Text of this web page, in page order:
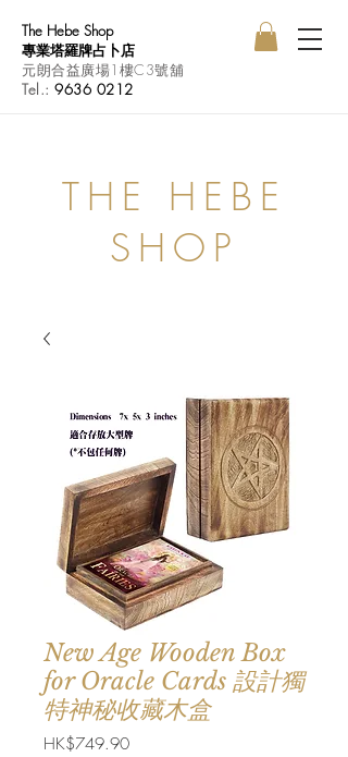
The Hebe Shop
專業塔羅牌占卜店
元朗合益廣場1樓C3號舖
Tel.:9636 0212
THE HEBE
SHOP
New Age Wooden Box
for Oracle Cards 設計獨
特神秘收藏木盒
HK$749.90價